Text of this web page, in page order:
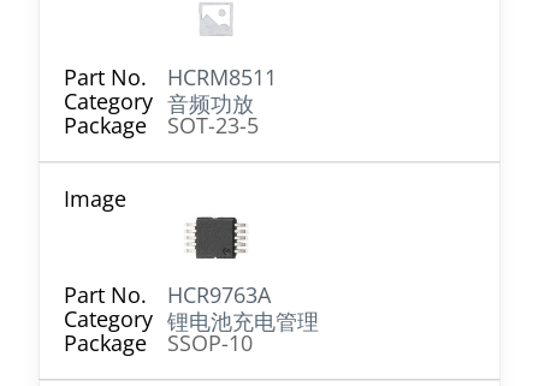
HCRM8511
音频功放
SOT-23-5
HCR9763A
锂电池充电管理
SSOP-10